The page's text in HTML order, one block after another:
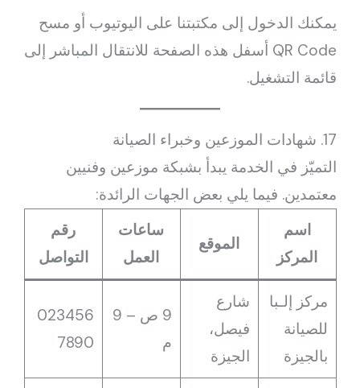
يمكنك الدخول إلى مكتبتنا على اليوتيوب أو مسح
QR Code أسفل هذه الصفحة للانتقال المباشر إلى
قائمة التشغيل.
17. شهادات الموزعين وخبراء الصيانة
التميّز في الخدمة يبدأ بشبكة موزعين وفنيين
معتمدين. فيما يلي بعض الجهات الرائدة:
اسم
المركز
الموقع
ساعات
العمل
رقم
التواصل
مركز إلـبا
للصيانة
بالجيزة
شارع
فيصل،
الجيزة
9 ص – 9
م
023456
7890